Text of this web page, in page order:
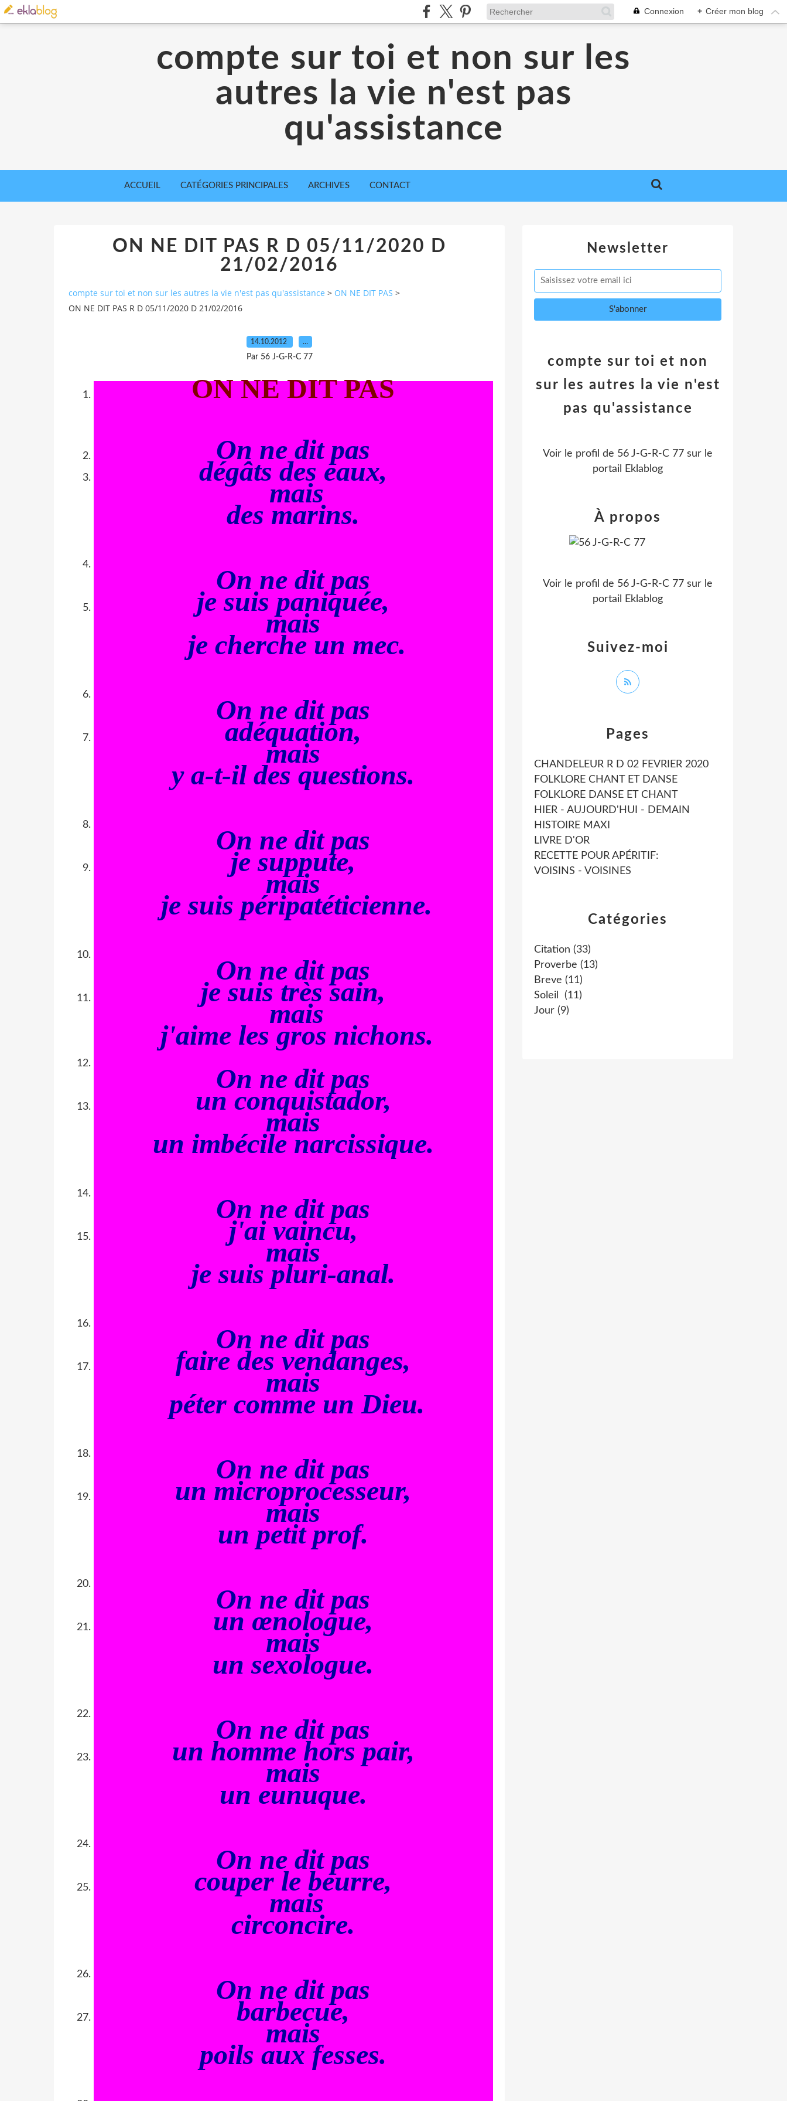
Connexion + Créer mon blog
compte sur toi et non sur les
autres la vie n'est pas
qu'assistance
ACCUEIL CATÉGORIES PRINCIPALES ARCHIVES CONTACT
ON NE DIT PAS R D 05/11/2020 D
21/02/2016
compte sur toi et non sur les autres la vie n'est pas qu'assistance > ON NE DIT PAS >
ON NE DIT PAS R D 05/11/2020 D 21/02/2016
14.10.2012 …
Par 56 J-G-R-C 77
ON NE DIT PAS
On ne dit pas
dégâts des eaux,
mais
des marins.
On ne dit pas
je suis paniquée,
mais
je cherche un mec.
On ne dit pas
adéquation,
mais
y a-t-il des questions.
On ne dit pas
je suppute,
mais
je suis péripatéticienne.
On ne dit pas
je suis très sain,
mais
j'aime les gros nichons.
On ne dit pas
un conquistador,
mais
un imbécile narcissique.
On ne dit pas
j'ai vaincu,
mais
je suis pluri-anal.
On ne dit pas
faire des vendanges,
mais
péter comme un Dieu.
On ne dit pas
un microprocesseur,
mais
un petit prof.
On ne dit pas
un œnologue,
mais
un sexologue.
On ne dit pas
un homme hors pair,
mais
un eunuque.
On ne dit pas
couper le beurre,
mais
circoncire.
On ne dit pas
barbecue,
mais
poils aux fesses.
Newsletter
Catégories
Citation (33)
Proverbe (13)
Breve (11)
Soleil
(11)
Jour (9)
Pages
CHANDELEUR R D 02 FEVRIER 2020
FOLKLORE CHANT ET DANSE
FOLKLORE DANSE ET CHANT
HIER - AUJOURD'HUI - DEMAIN
HISTOIRE MAXI
LIVRE D'OR
RECETTE POUR APÉRITIF:
VOISINS - VOISINES
compte sur toi et non
sur les autres la vie n'est
pas qu'assistance
Voir le profil de 56 J-G-R-C 77 sur le
portail Eklablog
Suivez-moi
À propos
Voir le profil de 56 J-G-R-C 77 sur le
portail Eklablog